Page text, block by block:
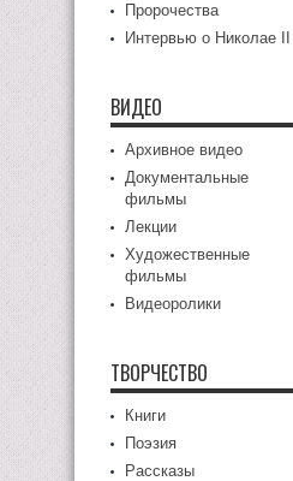
Пророчества
Интервью о Николае II
ВИДЕО
Архивное видео
Документальные
фильмы
Лекции
Художественные
фильмы
Видеоролики
ТВОРЧЕСТВО
Книги
Поэзия
Рассказы